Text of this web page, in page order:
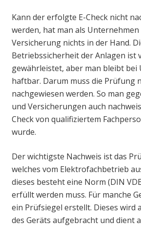
Kann der erfolgte E-Check nicht
werden, hat man als
Versicherung nichts in der Hand.
Betriebssicherheit der Anlagen ist
gewährleistet, aber man bleibt bei
haftbar. Darum muss die Prüfung
nachgewiesen werden. So man
und Versicherungen auch
Check von qualifiziertem
wurde.
Der wichtigste Nachweis ist das
welches vom Elektrofachbetrieb
dieses besteht eine Norm (DIN
erfüllt werden muss. Für manche
ein Prüfsiegel erstellt. Dieses wird
des Geräts aufgebracht und dient